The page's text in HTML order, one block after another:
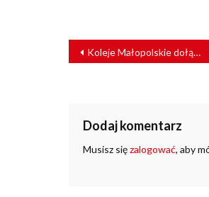
NAWIGACJA
WPISU
Koleje Małopolskie dołączają do Programu Zielona Kolej
Dodaj komentarz
Musisz sięzalogować, aby